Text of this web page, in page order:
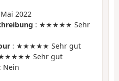
2022
: ★★★★★ Sehr
: ★★★★★ Sehr gut
Sehr gut
: Nein